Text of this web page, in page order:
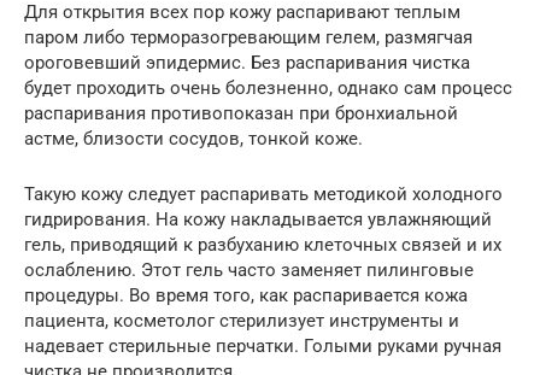
Для открытия всех пор кожу распаривают теплым
паром либо терморазогревающим гелем, размягчая
ороговевший эпидермис. Без распаривания чистка
будет проходить очень болезненно, однако сам процесс
распаривания противопоказан при бронхиальной
астме, близости сосудов, тонкой коже.
Такую кожу следует распаривать методикой холодного
гидрирования. На кожу накладывается увлажняющий
гель, приводящий к разбуханию клеточных связей и их
ослаблению. Этот гель часто заменяет пилинговые
процедуры. Во время того, как распаривается кожа
пациента, косметолог стерилизует инструменты и
надевает стерильные перчатки. Голыми руками ручная